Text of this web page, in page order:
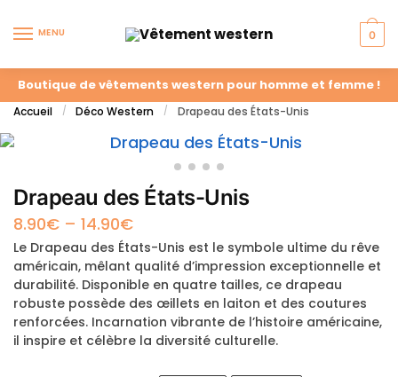
MENU 0
Boutique de vêtements western pour homme et femme !
Accueil / Déco Western / Drapeau des États-Unis
Drapeau des États-Unis
8.90€ – 14.90€
Le Drapeau des États-Unis est le symbole ultime du rêve
américain, mêlant qualité d’impression exceptionnelle et
durabilité. Disponible en quatre tailles, ce drapeau
robuste possède des œillets en laiton et des coutures
renforcées. Incarnation vibrante de l’histoire américaine,
il inspire et célèbre la diversité culturelle.